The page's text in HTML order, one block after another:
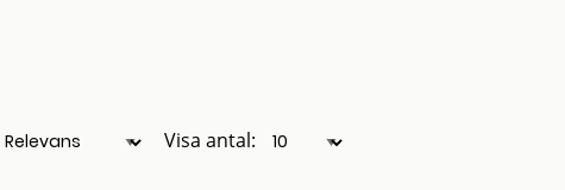
Visa antal: